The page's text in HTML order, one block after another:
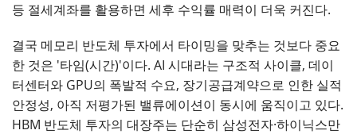
등 절세계좌를 활용하면 세후 수익률 매력이 더욱 커진다.
결국 메모리 반도체 투자에서 타이밍을 맞추는 것보다 중요
한 것은 '타임(시간)'이다. AI 시대라는 구조적 사이클, 데이
터센터와 GPU의 폭발적 수요, 장기공급계약으로 인한 실적
안정성, 아직 저평가된 밸류에이션이 동시에 움직이고 있다.
HBM 반도체 투자의 대장주는 단순히 삼성전자·하이닉스만